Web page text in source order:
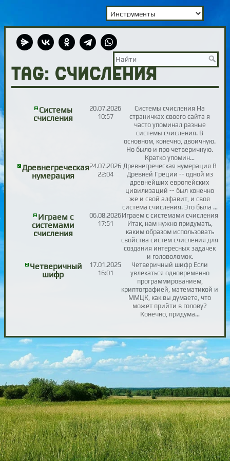
TAG: счисления
Cистемы
счисления
20.07.2026
10:57
Cистемы счисления На
страничках своего сайта я
часто упоминал разные
системы счисления. В
основном, конечно, двоичную.
Но было и про четверичную.
Кратко упомин…
Древнегреческая
нумерация
24.07.2026
22:04
Древнегреческая нумерация В
Древней Греции -- одной из
древнейших европейских
цивилизаций -- был конечно
же и свой алфавит, и своя
система счисления. Это была …
Играем с
системами
счисления
06.08.2026
17:51
Играем с системами счисления
Итак, нам нужно придумать,
каким образом использовать
свойства систем счисления для
создания интересных задачек
и головоломок.
Четверичный
шифр
17.01.2025
16:01
Четверичный шифр Если
увлекаться одновременно
программированием,
криптографией, математикой и
ММЦК, как вы думаете, что
может прийти в голову?
Конечно, придума…